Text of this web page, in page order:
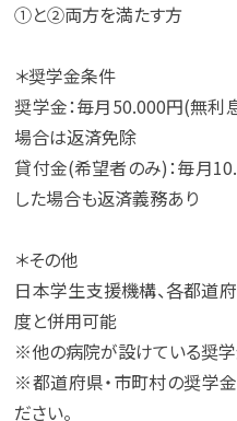
①と➁両方を満たす方
＊奨学金条件
奨学金：毎月50.000円(無
場合は返済免除
貸付金(希望者のみ)：毎月
した場合も返済義務あり
＊その他
日本学生支援機構、各都道
度と併用可能
※他の病院が設けている奨
※都道府県・市町村の奨学金
ださい。